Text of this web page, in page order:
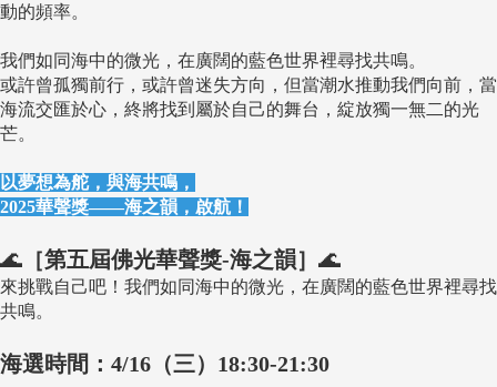
動的頻率。
我們如同海中的微光，在廣闊的藍色世界裡尋找共鳴。
或許曾孤獨前行，或許曾迷失方向，但當潮水推動我們向前，當
海流交匯於心，終將找到屬於自己的舞台，綻放獨一無二的光
芒。
以夢想為舵，與海共鳴，
2025華聲獎——海之韻，啟航！
🌊 ［第五屆佛光華聲獎-海之韻］ 🌊
來挑戰自己吧！我們如同海中的微光，在廣闊的藍色世界裡尋找
共鳴。
海選時間：4/16（三）18:30-21:30